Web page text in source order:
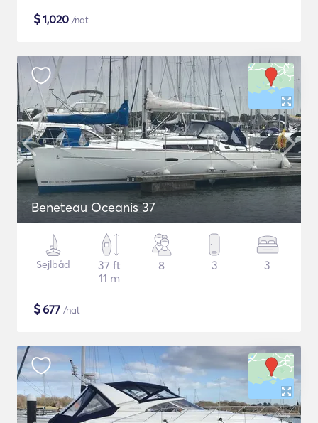
$1,020 /nat
Beneteau Oceanis 37
Sejlbåd
37 ft
11 m
8 3 3
$677 /nat